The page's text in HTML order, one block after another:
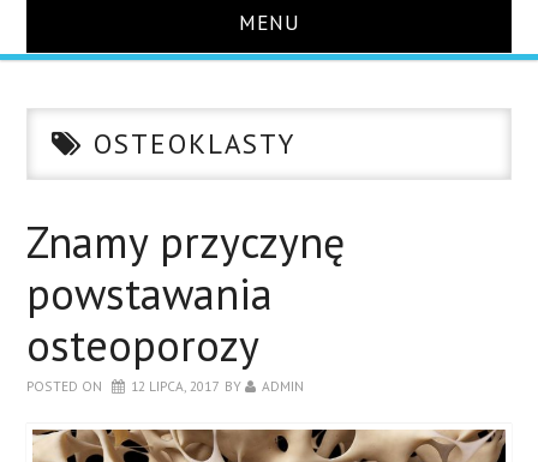
MENU
STUDIA
KONTAKT
OSTEOKLASTY
Znamy przyczynę
powstawania
osteoporozy
POSTED ON 12 LIPCA, 2017 BY ADMIN